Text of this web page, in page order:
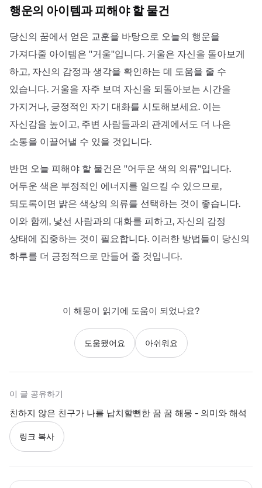
행운의 아이템과 피해야 할 물건
당신의 꿈에서 얻은 교훈을 바탕으로 오늘의 행운을
가져다줄 아이템은 ''거울''입니다. 거울은 자신을 돌아보게
하고, 자신의 감정과 생각을 확인하는 데 도움을 줄 수
있습니다. 거울을 자주 보며 자신을 되돌아보는 시간을
가지거나, 긍정적인 자기 대화를 시도해보세요. 이는
자신감을 높이고, 주변 사람들과의 관계에서도 더 나은
소통을 이끌어낼 수 있을 것입니다.
반면 오늘 피해야 할 물건은 ''어두운 색의 의류''입니다.
어두운 색은 부정적인 에너지를 일으킬 수 있으므로,
되도록이면 밝은 색상의 의류를 선택하는 것이 좋습니다.
이와 함께, 낯선 사람과의 대화를 피하고, 자신의 감정
상태에 집중하는 것이 필요합니다. 이러한 방법들이 당신의
하루를 더 긍정적으로 만들어 줄 것입니다.
이 해몽이 읽기에 도움이 되었나요?
도움됐어요 아쉬워요
이 글 공유하기
친하지 않은 친구가 나를 납치할뻔한 꿈 꿈 해몽 - 의미와 해석
링크 복사